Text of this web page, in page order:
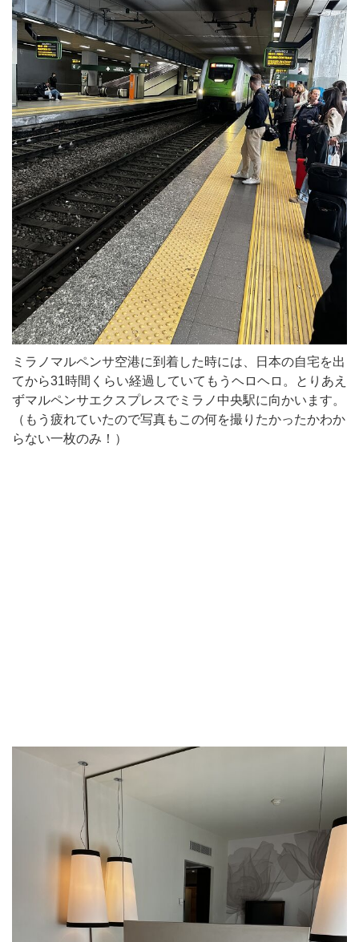
ミラノマルペンサ空港に到着した時には、日本の自宅を出
てから31時間くらい経過していてもうヘロヘロ。とりあえ
ずマルペンサエクスプレスでミラノ中央駅に向かいます。
（もう疲れていたので写真もこの何を撮りたかったかわか
らない一枚のみ！）